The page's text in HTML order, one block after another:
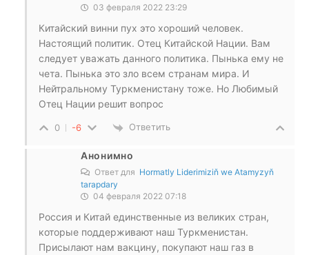
03 февраля 2022 23:29
Китайский винни пух это хороший человек.
Настоящий политик. Отец Китайской Нации. Вам
следует уважать данного политика. Пынька ему не
чета. Пынька это зло всем странам мира. И
Нейтральному Туркменистану тоже. Но Любимый
Отец Нации решит вопрос
0 -6 Ответить
Анонимно
Ответ для Hormatly Liderimiziň we Atamyzyň
tarapdary
04 февраля 2022 07:18
Россия и Китай единственные из великих стран,
которые поддерживают наш Туркменистан.
Присылают нам вакцину, покупают наш газ в